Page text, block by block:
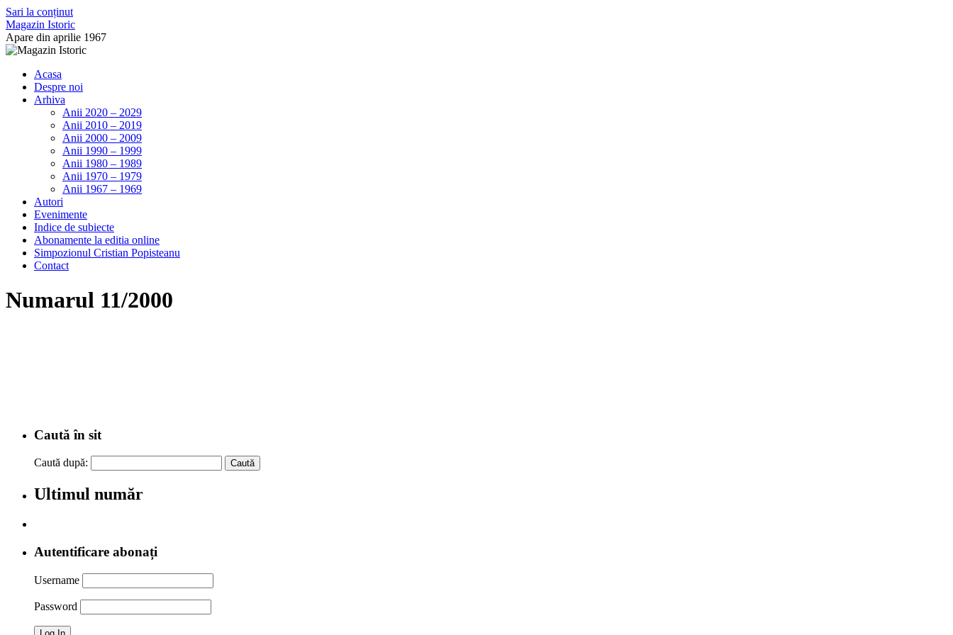
Sari la conținut
Magazin Istoric
Apare din aprilie 1967
Acasa
Despre noi
Arhiva
Anii 2020 – 2029
Anii 2010 – 2019
Anii 2000 – 2009
Anii 1990 – 1999
Anii 1980 – 1989
Anii 1970 – 1979
Anii 1967 – 1969
Autori
Evenimente
Indice de subiecte
Abonamente la editia online
Simpozionul Cristian Popisteanu
Contact
Numarul 11/2000
Caută în sit
Caută după:
Ultimul număr
Autentificare abonați
Username
Password